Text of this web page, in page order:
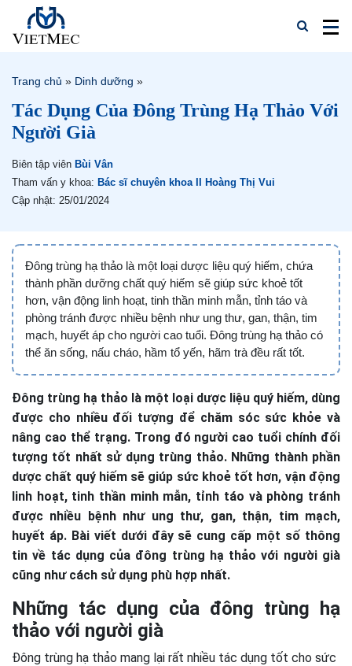
Trang chủ » Dinh dưỡng »
Tác Dụng Của Đông Trùng Hạ Thảo Với
Người Già
Biên tập viên Bùi Vân
Tham vấn y khoa: Bác sĩ chuyên khoa II Hoàng Thị Vui
Cập nhật: 25/01/2024
Đông trùng hạ thảo là một loại dược liệu quý hiếm, chứa
thành phần dưỡng chất quý hiếm sẽ giúp sức khoẻ tốt
hơn, vận động linh hoạt, tinh thần minh mẫn, tỉnh táo và
phòng tránh được nhiều bệnh như ung thư, gan, thận, tim
mạch, huyết áp cho người cao tuổi. Đông trùng hạ thảo có
thể ăn sống, nấu cháo, hầm tổ yến, hãm trà đều rất tốt.
Đông trùng hạ thảo là một loại dược liệu quý hiếm, dùng
được cho nhiều đối tượng để chăm sóc sức khỏe và
nâng cao thể trạng. Trong đó người cao tuổi chính đối
tượng tốt nhất sử dụng trùng thảo. Những thành phần
dược chất quý hiếm sẽ giúp sức khoẻ tốt hơn, vận động
linh hoạt, tinh thần minh mẫn, tỉnh táo và phòng tránh
được nhiều bệnh như ung thư, gan, thận, tim mạch,
huyết áp. Bài viết dưới đây sẽ cung cấp một số thông
tin về tác dụng của đông trùng hạ thảo với người già
cũng như cách sử dụng phù hợp nhất.
Những tác dụng của đông trùng hạ
thảo với người già
Đông trùng hạ thảo mang lại rất nhiều tác dụng tốt cho sức